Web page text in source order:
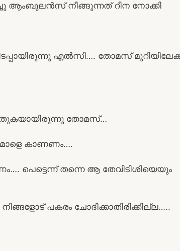
ആംബുലൻസ് നീങ്ങുന്നത് റീന നോക്കി
എൽസി…. തോമസ്
തോമസ്…
മോളെ കാണണം….
പെട്ടെന്ന് തന്നെ ആ തേവിടിശിയെയും
പകരം ചോദിക്കാതിരിക്കില്ല…..